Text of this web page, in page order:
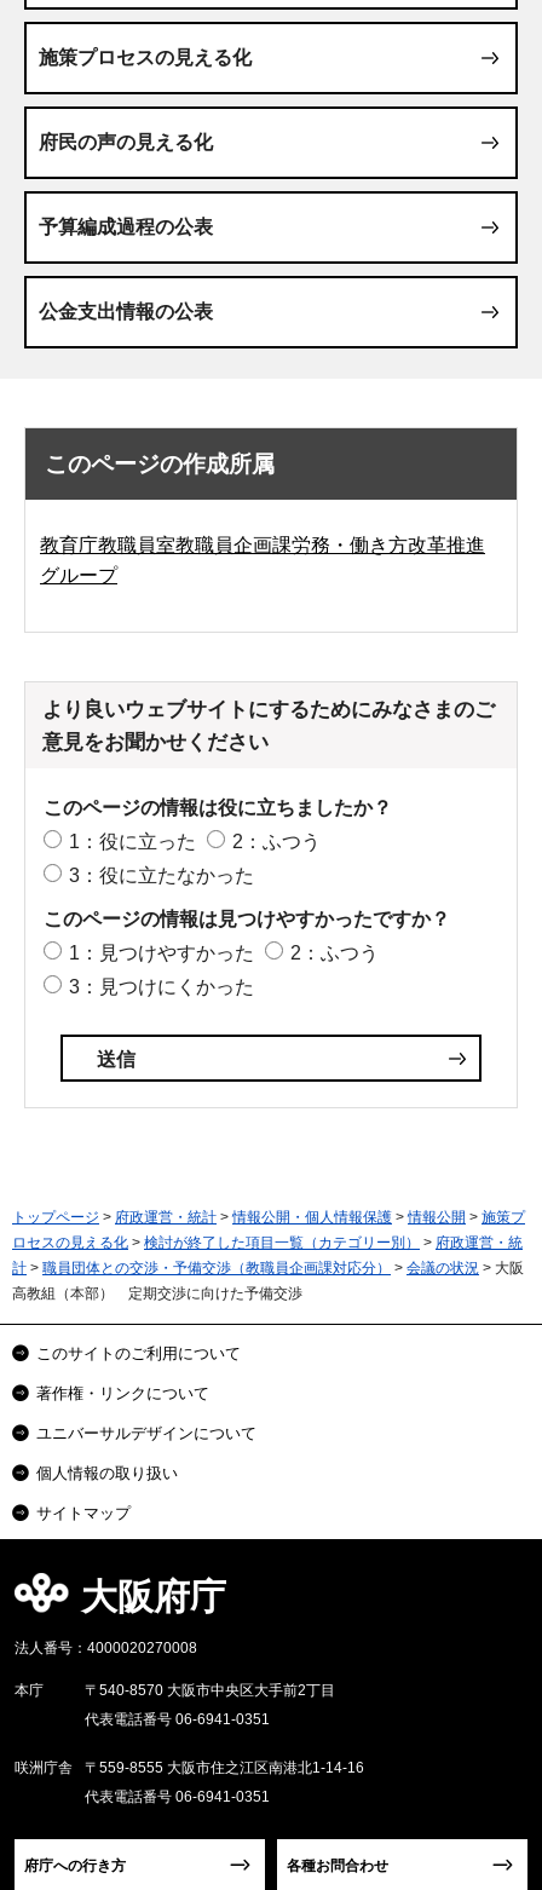
施策プロセスの見える化
府民の声の見える化
予算編成過程の公表
公金支出情報の公表
このページの作成所属
教育庁教職員室教職員企画課労務・働き方改革推進
グループ
より良いウェブサイトにするためにみなさまのご
意見をお聞かせください
このページの情報は役に立ちましたか？
1：役に立った
2：ふつう
3：役に立たなかった
このページの情報は見つけやすかったですか？
1：見つけやすかった
2：ふつう
3：見つけにくかった
トップページ > 府政運営・統計 >情報公開・個人情報保護 >情報公開 > 施策プ
ロセスの見える化 > 検討が終了した項目一覧（カテゴリー別） > 府政運営・統
計 > 職員団体との交渉・予備交渉（教職員企画課対応分） > 会議の状況 > 大阪
高教組（本部） 定期交渉に向けた予備交渉
このサイトのご利用について
著作権・リンクについて
ユニバーサルデザインについて
個人情報の取り扱い
サイトマップ
大阪府庁
法人番号：4000020270008
本庁
〒540-8570 大阪市中央区大手前2丁目
代表電話番号 06-6941-0351
咲洲庁舎
〒559-8555 大阪市住之江区南港北1-14-16
代表電話番号 06-6941-0351
府庁への行き方 各種お問合わせ